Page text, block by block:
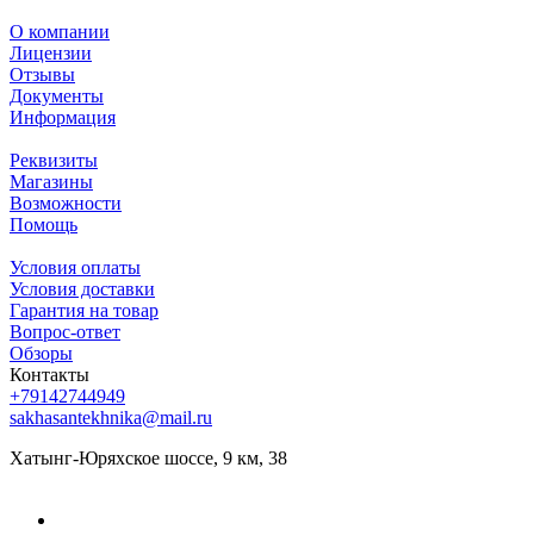
О компании
Лицензии
Отзывы
Документы
Информация
Реквизиты
Магазины
Возможности
Помощь
Условия оплаты
Условия доставки
Гарантия на товар
Вопрос-ответ
Обзоры
Контакты
+79142744949
sakhasantekhnika@mail.ru
Хатынг-Юряхское шоссе, 9 км, 38